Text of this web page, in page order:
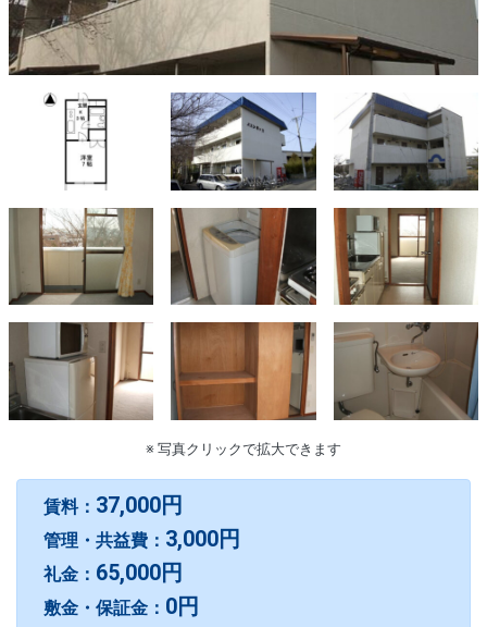
※ 写真クリックで拡大できます
賃料： 37,000円
管理・共益費： 3,000円
礼金： 65,000円
敷金・保証金： 0円